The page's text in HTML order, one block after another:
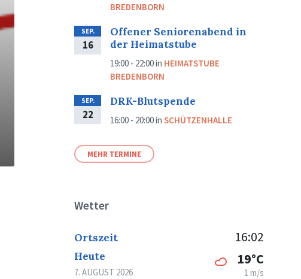
BREDENBORN
SEP.
16
Offener Seniorenabend in
der Heimatstube
19:00 - 22:00in HEIMATSTUBE
BREDENBORN
SEP.
22
DRK-Blutspende
16:00 - 20:00inSCHÜTZENHALLE
MEHR TERMINE
Wetter
Ortszeit 16:02
Heute
7. AUGUST 2026
19°C
1 m/s